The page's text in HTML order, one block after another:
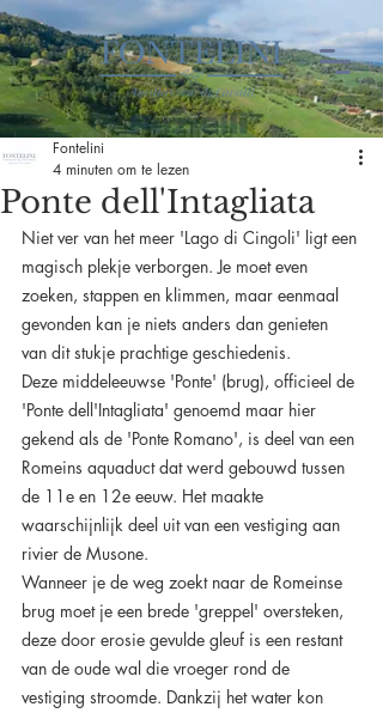
Ponte dell'Intagliata
Fontelini
4 minuten om te lezen
Niet ver van het meer 'Lago di Cingoli' ligt een
magisch plekje verborgen. Je moet even
zoeken, stappen en klimmen, maar eenmaal
gevonden kan je niets anders dan genieten
van dit stukje prachtige geschiedenis.
Deze middeleeuwse 'Ponte' (brug), officieel de
'Ponte dell'Intagliata' genoemd maar hier
gekend als de 'Ponte Romano', is deel van een
Romeins aquaduct dat werd gebouwd tussen
de 11e en 12e eeuw. Het maakte
waarschijnlijk deel uit van een vestiging aan
rivier de Musone.
Wanneer je de weg zoekt naar de Romeinse
brug moet je een brede 'greppel' oversteken,
deze door erosie gevulde gleuf is een restant
van de oude wal die vroeger rond de
vestiging stroomde. Dankzij het water kon